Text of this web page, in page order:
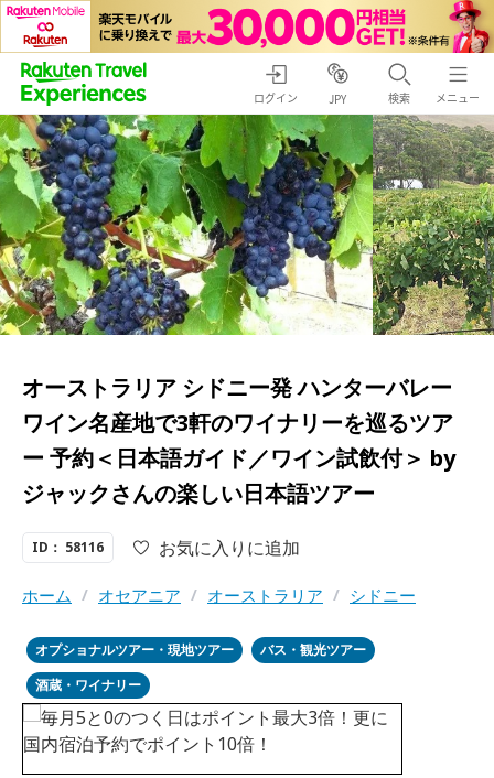
ログイン JPY 検索 メニュー
オーストラリア シドニー発 ハンターバレー
ワイン名産地で3軒のワイナリーを巡るツア
ー 予約＜日本語ガイド／ワイン試飲付＞ by
ジャックさんの楽しい日本語ツアー
ID： 58116 お気に入りに追加
ホーム / オセアニア / オーストラリア / シドニー
オプショナルツアー・現地ツアー
バス・観光ツアー
酒蔵・ワイナリー